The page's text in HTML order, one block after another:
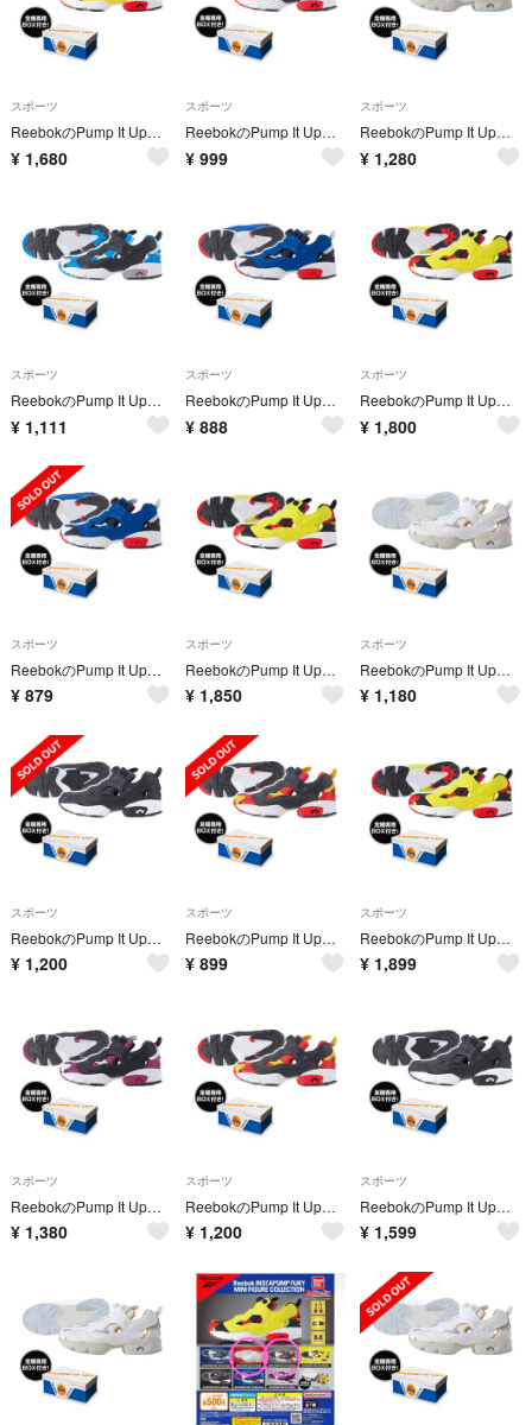
スポーツ
ReebokのPump It Upフィギュア
¥ 1,680
スポーツ
ReebokのPump It Upフィギュア
¥ 999
スポーツ
ReebokのPump It Upフィギュア
¥ 1,280
スポーツ
ReebokのPump It Upフィギュア
¥ 1,111
スポーツ
ReebokのPump It Upフィギュア
¥ 888
スポーツ
ReebokのPump It Upフィギュア
¥ 1,800
スポーツ
ReebokのPump It Upフィギュア
¥ 879
スポーツ
ReebokのPump It Upフィギュア
¥ 1,850
スポーツ
ReebokのPump It Upフィギュア
¥ 1,180
スポーツ
ReebokのPump It Upフィギュア
¥ 1,200
スポーツ
ReebokのPump It Upフィギュア
¥ 899
スポーツ
ReebokのPump It Upフィギュア
¥ 1,899
スポーツ
ReebokのPump It Upフィギュア
¥ 1,380
スポーツ
ReebokのPump It Upフィギュア
¥ 1,200
スポーツ
ReebokのPump It Upフィギュア
¥ 1,599